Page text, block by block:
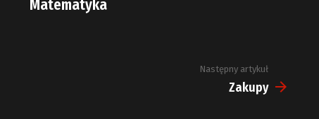
Matematyka
Następny artykuł
Zakupy